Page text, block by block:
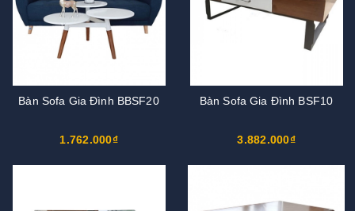
Bàn Sofa Gia Đình BBSF20
1.762.000₫
Bàn Sofa Gia Đình BSF10
3.882.000₫